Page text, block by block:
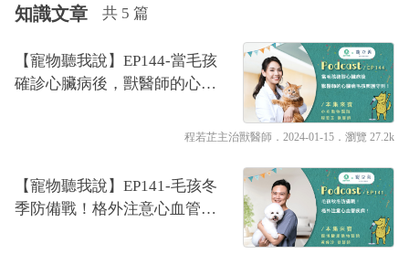
知識文章 共 5 篇
【寵物聽我說】EP144-當毛孩
確診心臟病後，獸醫師的心臟
程若芷主治獸醫師 ．2024-01-15． 瀏覽 27.2k
【寵物聽我說】EP141-毛孩冬
季防備戰！格外注意心血管疾